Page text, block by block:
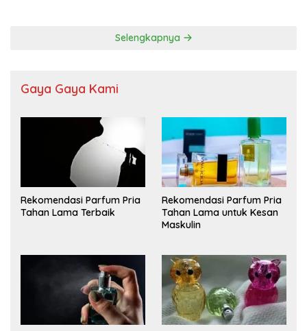
Selengkapnya
Gaya Gaya Kami
Rekomendasi Parfum Pria
Tahan Lama Terbaik
Rekomendasi Parfum Pria
Tahan Lama untuk Kesan
Maskulin